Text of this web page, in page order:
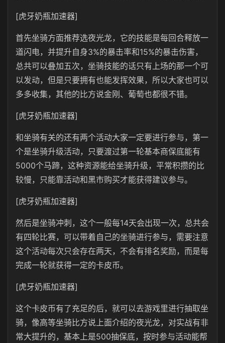
[虎牙奶瓶加速器]
首先坐骑方面推荐选夜光龙，它的技能是每回合释放一
道闪电，并提升自身3%的暴击率和15%的暴击伤害，
总共可以叠加五次，坐骑技能的话只有上场的那一个可
以发动，但是只要拥有也能发挥效果，所以大家也可以
多多收集，其他的比方说金刚、葡萄也都很不错。
[虎牙奶瓶加速器]
和坐骑有关的还有两个活动大家一定要进行参与，第一
个是坐骑升级活动，只要渡过第一轮基本商保底能有
5000个马蹄，这种资源能给坐骑升级，平常积攒的比
较慢，只能靠活动和黑市购买才能获得建议参与。
[虎牙奶瓶加速器]
然后是坐骑冲刺，这个一般每14天会出现一次，总共会
有四轮比赛，可以带着自己的坐骑进行参与，需要注意
这个活动每次只会存在两天，不会有排名奖励，而是每
完成一轮就获得一定的卡皮币。
[虎牙奶瓶加速器]
这个卡皮币有了充足的后，就可以去游戏里进行抽取坐
骑，像高等坐骑比方说上面介绍的夜光龙，对实战有非
常大提升的，基本上是500抽保底，按时参与活动能帮